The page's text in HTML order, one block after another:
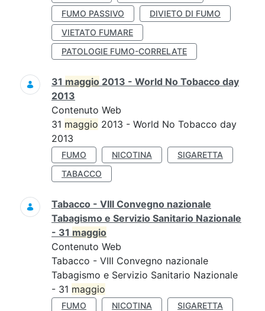
FUMO PASSIVO
DIVIETO DI FUMO
VIETATO FUMARE
PATOLOGIE FUMO-CORRELATE
31 maggio 2013 - World No Tobacco day
2013
Contenuto Web
31 maggio 2013 - World No Tobacco day
2013
FUMO NICOTINA
SIGARETTA
TABACCO
Tabacco - VIII Convegno nazionale
Tabagismo e Servizio Sanitario Nazionale
- 31 maggio
Contenuto Web
Tabacco - VIII Convegno nazionale
Tabagismo e Servizio Sanitario Nazionale
- 31 maggio
FUMO NICOTINA
SIGARETTA